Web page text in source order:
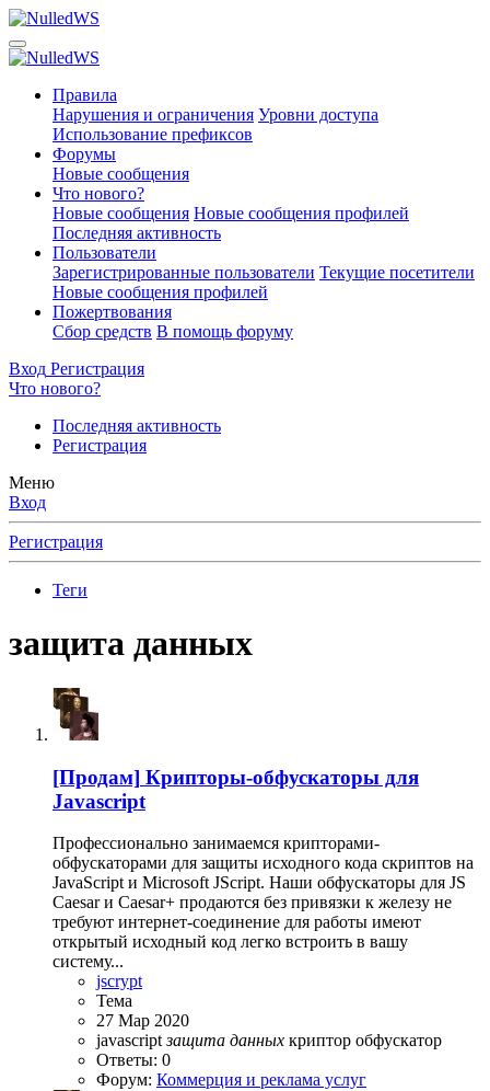
Правила
Нарушения и ограничения Уровни доступа
Использование префиксов
Форумы
Новые сообщения
Что нового?
Новые сообщения Новые сообщения профилей
Последняя активность
Пользователи
Зарегистрированные пользователи Текущие посетители
Новые сообщения профилей
Пожертвования
Сбор средств В помощь форуму
Вход Регистрация
Что нового?
Последняя активность
Регистрация
Меню
Вход
Регистрация
Теги
защита данных
[Продам] Крипторы-обфускаторы для
Javascript
Профессионально занимаемся крипторами-
обфускаторами для защиты исходного кода скриптов на
JavaScript и Microsoft JScript. Наши обфускаторы для JS
Caesar и Caesar+ продаются без привязки к железу не
требуют интернет-соединение для работы имеют
открытый исходный код легко встроить в вашу
систему...
jscrypt
Тема
27 Мар 2020
javascriptзащита данных криптор обфускатор
Ответы: 0
Форум: Коммерция и реклама услуг